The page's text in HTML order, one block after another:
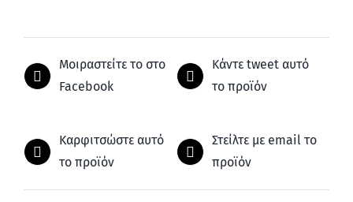
Μοιραστείτε το στο
Facebook
Κάντε tweet αυτό
το προϊόν
Καρφιτσώστε αυτό
το προϊόν
Στείλτε με email το
προϊόν